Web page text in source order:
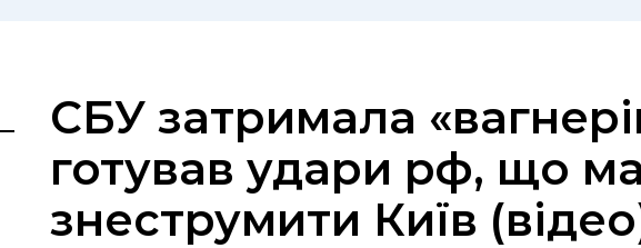
СБУ затримала
готував удари рф, що
знеструмити Київ